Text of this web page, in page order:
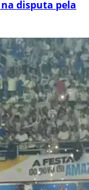
disputa pela